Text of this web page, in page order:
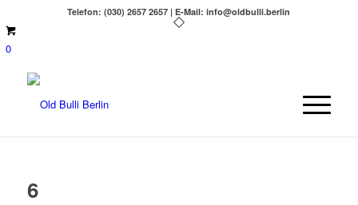
Telefon: (030) 2657 2657 | E-Mail: info@oldbulli.berlin
0
6